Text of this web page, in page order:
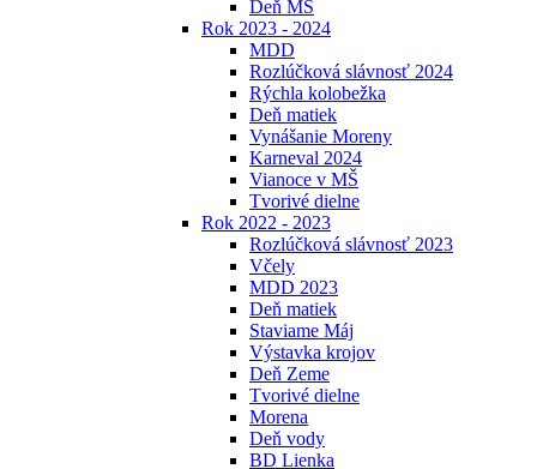
Deň MŠ
Rok 2023 - 2024
MDD
Rozlúčková slávnosť 2024
Rýchla kolobežka
Deň matiek
Vynášanie Moreny
Karneval 2024
Vianoce v MŠ
Tvorivé dielne
Rok 2022 - 2023
Rozlúčková slávnosť 2023
Včely
MDD 2023
Deň matiek
Staviame Máj
Výstavka krojov
Deň Zeme
Tvorivé dielne
Morena
Deň vody
BD Lienka